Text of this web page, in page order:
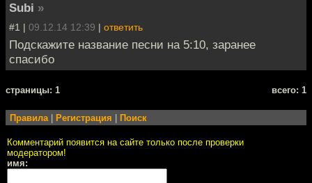
Subi »
#1 | 09.12.14 12:39 | ответить
Подскажите название песни на 5:10, заранее
спасибо
cтраницы: 1 всего: 1
Правила| Регистрация Поиск
Комментарий появится на сайте только после проверки
модератором!
имя: